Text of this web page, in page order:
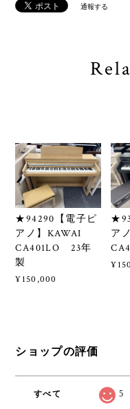
通報する
★94290【電子ピ
アノ】KAWAI
CA401LO 23年
製
¥150,000
ア
ショップの評価
すべて 5